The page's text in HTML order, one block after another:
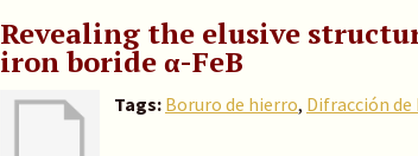
Revealing the elusive
iron boride α-FeB
Tags: Boruro de hierro, Difracción de